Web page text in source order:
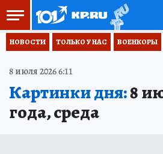
НОВОСТИ ТОЛЬКО У НАС ВОЕНКОРЫ
8 июля 2026 6:11
Картинки дня:8
года, среда